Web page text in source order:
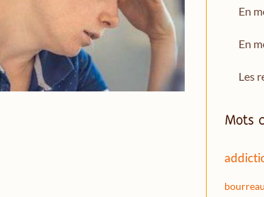
En
En
Les
Mots
bourreau